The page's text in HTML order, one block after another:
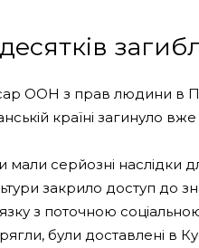
ООН з прав людини в
країні загинуло
мали серйозні наслідки
закрило доступ до
з поточною
були доставлені в